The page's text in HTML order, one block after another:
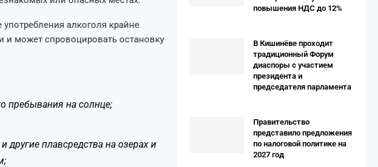
алкоголя крайне
и может спровоцировать остановку
пребывания на солнце;
другие плавсредства на озерах и
повышения НДС до 12%
В Кишинёве проходит
традиционный Форум
диаспоры с участием
президента и
председателя парламента
Правительство
представило предложения
по налоговой политике на
2027 год